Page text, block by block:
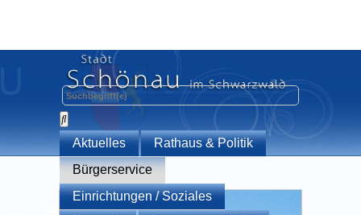
Aktuelles
Rathaus & Politik
Bürgerservice
Einrichtungen / Soziales